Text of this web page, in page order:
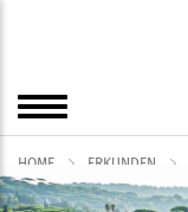
HOME ERKUNDEN